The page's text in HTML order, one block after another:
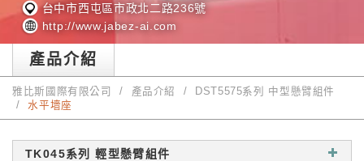
台中市西屯區市政北二路236號
http://www.jabez-ai.com
產品介紹
雅比斯國際有限公司 產品介紹
DST5575系列 中型懸臂組件
水平墻座
TK045系列 輕型懸臂組件